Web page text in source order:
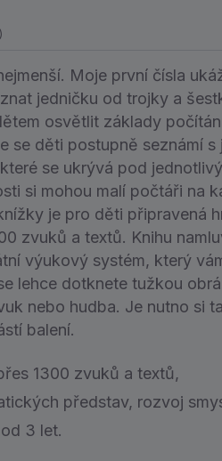
Moje první čísla
jedničku od trojky a
osvětlit základy
se děti postupně seznámí
se ukrývá pod
si mohou malí počtáři na
je pro děti připravená
zvuků a textů. Knihu
výukový systém, který
lehce dotknete tužkou
nebo hudba. Je nutno si
balení.
1300 zvuků a textů,
představ, rozvoj
3 let.